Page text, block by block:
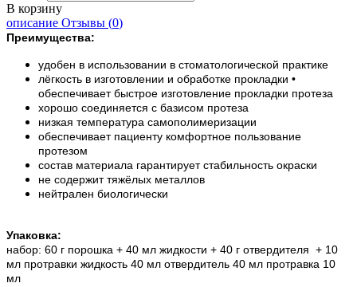
В корзину
описание Отзывы (0)
Преимущества:
удобен в использовании в стоматологической практике
лёгкость в изготовлении и обработке прокладки •
обеспечивает быстрое изготовление прокладки протеза
хорошо соединяется с базисом протеза
низкая температура самополимеризации
обеспечивает пациенту комфортное пользование
протезом
состав материала гарантирует стабильность окраски
не содержит тяжёлых металлов
нейтрален биологически
Упаковка:
набор: 60 г порошка + 40 мл жидкости + 40 г отвердителя + 10
мл протравки жидкость 40 мл отвердитель 40 мл протравка 10
мл